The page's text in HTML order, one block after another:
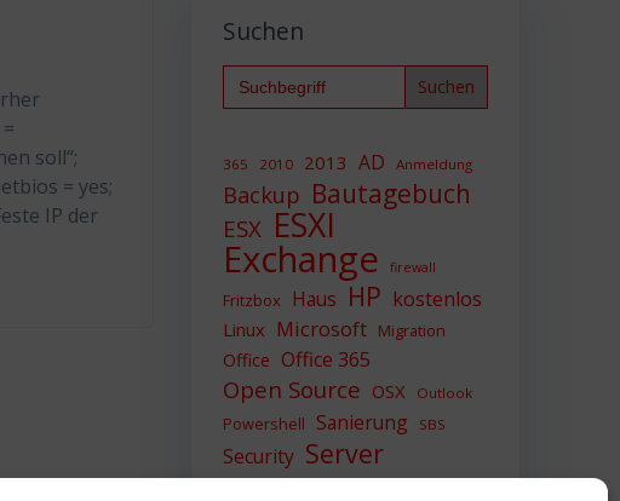
soll“;
= yes;
IP der
Suchen
Search
for:
365 2010 2013 AD Anmeldung
Backup Bautagebuch
ESX ESXI
Exchange firewall
Fritzbox Haus HP kostenlos
Linux Microsoft Migration
Office Office 365
Open Source OSX Outlook
Powershell Sanierung SBS
Security Server
Sicherheit SIEM